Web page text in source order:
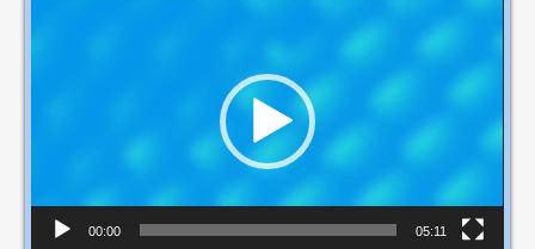
e
u
v
00:00 05:11